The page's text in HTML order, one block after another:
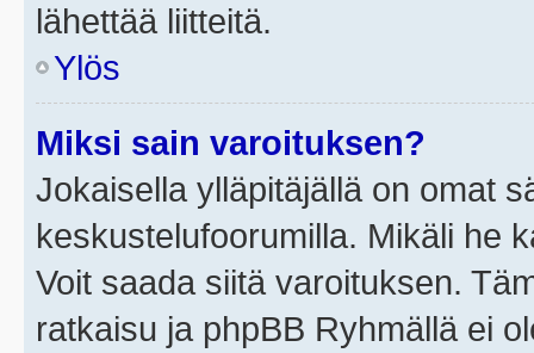
lähettää liitteitä.
Ylös
Miksi sain varoituksen?
Jokaisella ylläpitäjällä on omat
keskustelufoorumilla. Mikäli he
Voit saada siitä varoituksen.
ratkaisu ja phpBB Ryhmällä ei